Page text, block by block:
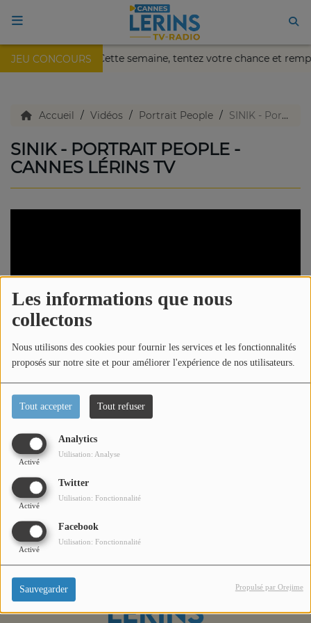
Les informations que nous
collectons
Nous utilisons des cookies pour fournir les services et les fonctionnalités
proposés sur notre site et pour améliorer l'expérience de nos utilisateurs.
Tout accepter Tout refuser
Analytics
Activé
Utilisation: Analyse
Twitter
Activé
Utilisation: Fonctionnalité
Facebook
Activé
Utilisation: Fonctionnalité
Sauvegarder Propulsé par Orejime
JEU CONCOURS
de Nice ! Cette semaine, tentez votre chance et
TV en direct
Replay TV
Podcasts
Jeu concours
Contactez-nous
Accueil Vidéos Portrait People SINIK - Portrait People - Cannes Lérins TV
SINIK - PORTRAIT PEOPLE -
CANNES LÉRINS TV
À l’occasion du Kermess Festival, Loric reçoit le rappeur
Sinik dans Portrait People !
Un échange exclusif avec une figure incontournable du rap
français, entre parcours, confidences et actualité musicale.